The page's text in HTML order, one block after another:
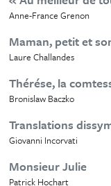
Anne-France Grenon
Maman, petit et
Laure Challandes
Thérése, la
Bronislaw Baczko
Translations
Giovanni Incorvati
Monsieur Julie
Patrick Hochart